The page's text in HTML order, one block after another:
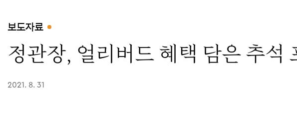
보도자료
정관장, 얼리버드 혜택 담은 추석
2021. 8. 31